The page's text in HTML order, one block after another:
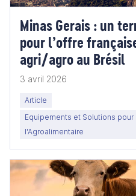
Minas Gerais : un
pour l’offre
agri/agro au Brésil
3 avril 2026
Article
Equipements et Solutions pour
l'Agroalimentaire